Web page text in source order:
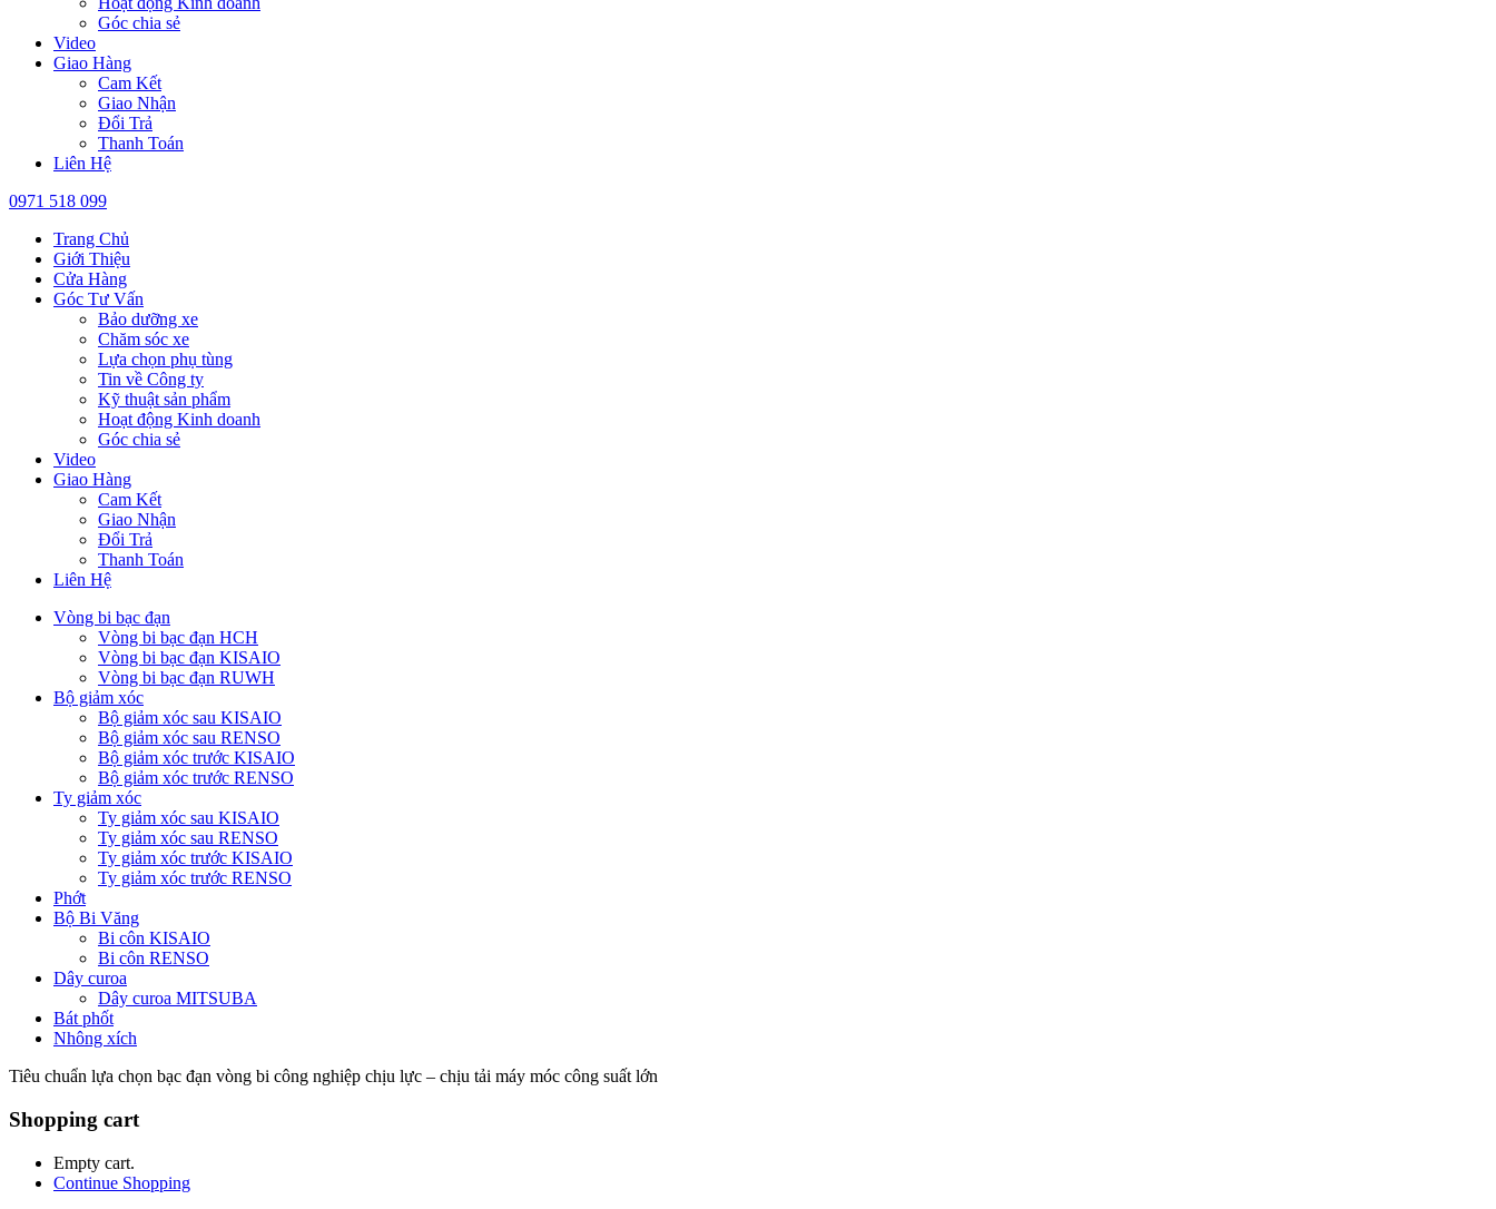
Góc chia sẻ
Video
Giao Hàng
Cam Kết
Giao Nhận
Đổi Trả
Thanh Toán
Liên Hệ
0971 518 099
Trang Chủ
Giới Thiệu
Cửa Hàng
Góc Tư Vấn
Bảo dưỡng xe
Chăm sóc xe
Lựa chọn phụ tùng
Tin về Công ty
Kỹ thuật sản phẩm
Hoạt động Kinh doanh
Góc chia sẻ
Video
Giao Hàng
Cam Kết
Giao Nhận
Đổi Trả
Thanh Toán
Liên Hệ
Vòng bi bạc đạn
Vòng bi bạc đạn HCH
Vòng bi bạc đạn KISAIO
Vòng bi bạc đạn RUWH
Bộ giảm xóc
Bộ giảm xóc sau KISAIO
Bộ giảm xóc sau RENSO
Bộ giảm xóc trước KISAIO
Bộ giảm xóc trước RENSO
Ty giảm xóc
Ty giảm xóc sau KISAIO
Ty giảm xóc sau RENSO
Ty giảm xóc trước KISAIO
Ty giảm xóc trước RENSO
Phớt
Bộ Bi Văng
Bi côn KISAIO
Bi côn RENSO
Dây curoa
Dây curoa MITSUBA
Bát phốt
Nhông xích
Tiêu chuẩn lựa chọn bạc đạn vòng bi công nghiệp chịu lực – chịu tải máy móc công suất lớn
Shopping cart
Empty cart.
Continue Shopping